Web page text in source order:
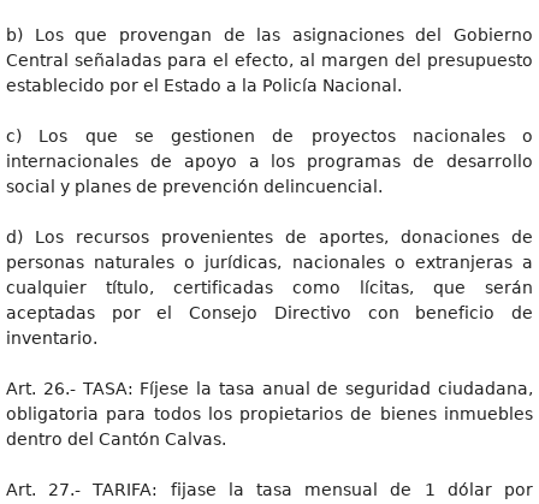
b) Los que provengan de las asignaciones del Gobierno
Central señaladas para el efecto, al margen del presupuesto
establecido por el Estado a la Policía Nacional.
c) Los que se gestionen de proyectos nacionales o
internacionales de apoyo a los programas de desarrollo
social y planes de prevención delincuencial.
d) Los recursos provenientes de aportes, donaciones de
personas naturales o jurídicas, nacionales o extranjeras a
cualquier título, certificadas como lícitas, que serán
aceptadas por el Consejo Directivo con beneficio de
inventario.
Art. 26.- TASA: Fíjese la tasa anual de seguridad ciudadana,
obligatoria para todos los propietarios de bienes inmuebles
dentro del Cantón Calvas.
Art. 27.- TARIFA: fijase la tasa mensual de 1 dólar por